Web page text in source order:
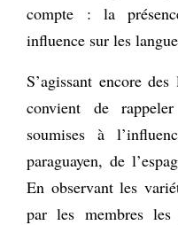
compte : la
influence sur les
S’agissant encore
convient de
soumises à
paraguayen, de
En observant les
par les membres